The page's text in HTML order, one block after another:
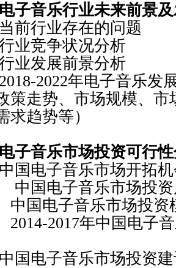
子音乐行业未来前景
行业存在的问题
竞争状况分析
发展前景分析
2022年电子音乐发
策走势、市场规模、市
求趋势等）
子音乐市场投资可行
电子音乐市场开拓机
电子音乐市场投资
子音乐市场投资
2017年中国电子音
电子音乐市场投资建